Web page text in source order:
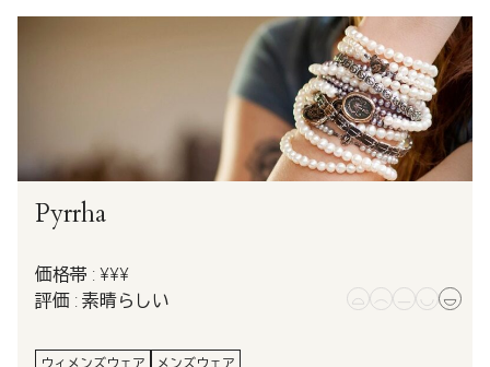
Pyrrha
価格帯 : ¥¥¥
評価 : 素晴らしい
ウィメンズウェア メンズウェア